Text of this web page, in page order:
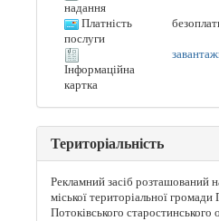
надання
Платність
послуги
Інформаційна
картка
Територіальність
Рекламний засіб розташований
міської територіальної громади
Потоківського